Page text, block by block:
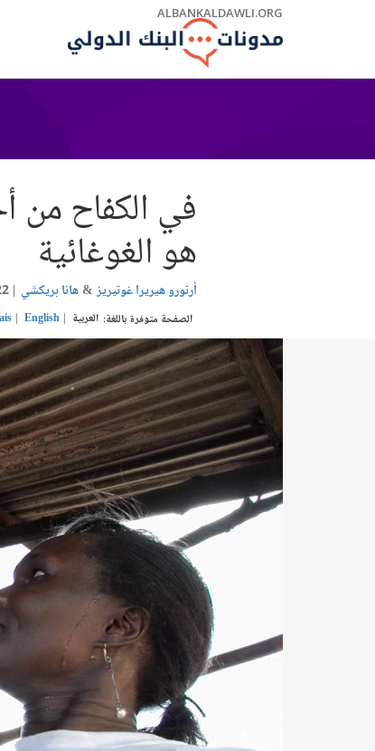
ALBANKALDAWLI.ORG
في الكفاح من
هو الغوغائية
أرتورو هيريرا غوتيريز هانا بريكشي
الصفحة متوفرة باللغة: العربية English